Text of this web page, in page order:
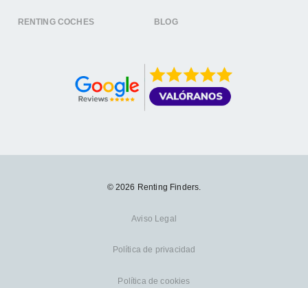
RENTING COCHES BLOG
© 2026 Renting Finders.
Aviso Legal
Política de privacidad
Política de cookies